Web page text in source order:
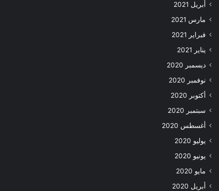
أبريل 2021
مارس 2021
فبراير 2021
يناير 2021
ديسمبر 2020
نوفمبر 2020
أكتوبر 2020
سبتمبر 2020
أغسطس 2020
يوليو 2020
يونيو 2020
مايو 2020
أبريل 2020